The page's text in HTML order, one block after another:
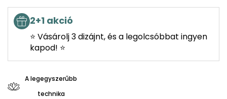
2+1 akció
⭐ Vásárolj 3 dizájnt, és a legolcsóbbat ingyen
kapod! ⭐
A legegyszerűbb
technika